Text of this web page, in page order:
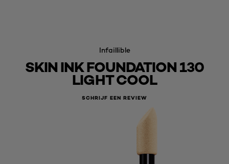
Infaillible
SKIN INK FOUNDATION 130
LIGHT COOL
SCHRIJF EEN REVIEW